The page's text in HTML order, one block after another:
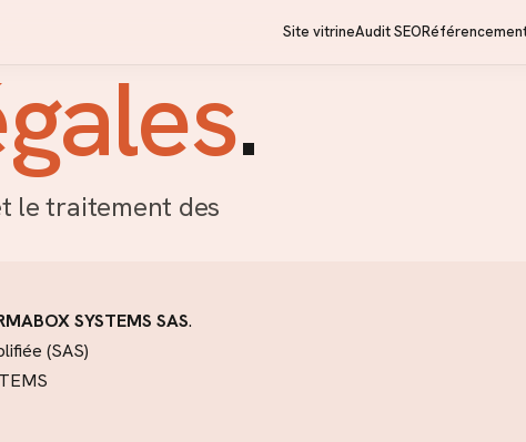
Site vitrineAudit SEO
.
le traitement des
SYSTEMS SAS.
(SAS)